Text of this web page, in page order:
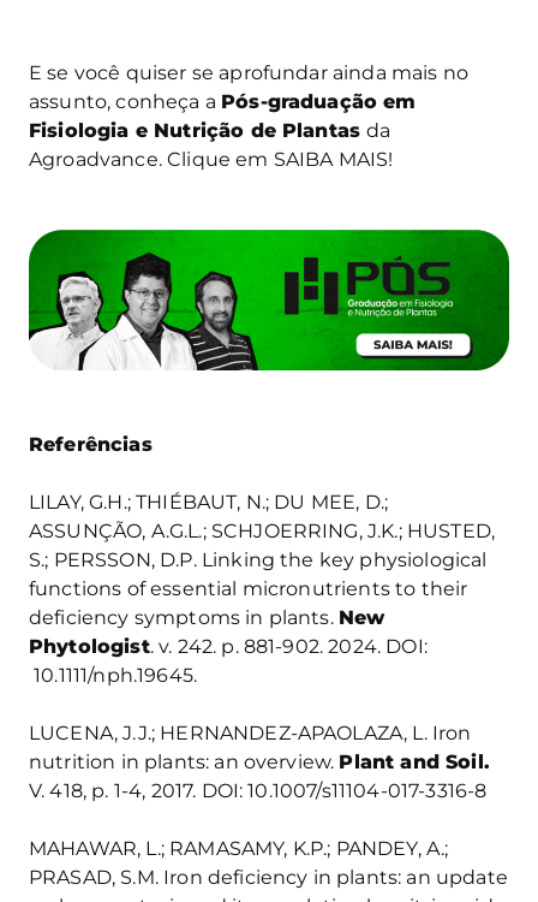
E se você quiser se aprofundar ainda mais no
assunto, conheça a Pós-graduação em
Fisiologia e Nutrição de Plantasda
Agroadvance. Clique em SAIBA MAIS!
Referências
LILAY, G.H.; THIÉBAUT, N.; DU MEE, D.;
ASSUNÇÃO, A.G.L.; SCHJOERRING, J.K.; HUSTED,
S.; PERSSON, D.P. Linking the key physiological
functions of essential micronutrients to their
deficiency symptoms in plants. New
Phytologist. v. 242. p. 881-902. 2024. DOI:
10.1111/nph.19645.
LUCENA, J.J.; HERNANDEZ-APAOLAZA, L. Iron
nutrition in plants: an overview. Plant and Soil.
V. 418, p. 1-4, 2017. DOI: 10.1007/s11104-017-3316-8
MAHAWAR, L.; RAMASAMY, K.P.; PANDEY, A.;
PRASAD, S.M. Iron deficiency in plants: an update